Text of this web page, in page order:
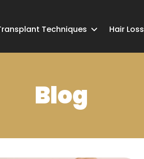
Techniques Hair Loss
Blog